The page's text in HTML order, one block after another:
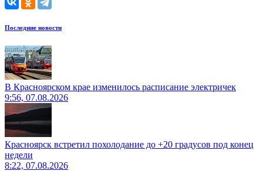
Последние новости
В Красноярском крае изменилось расписание электричек
9:56, 07.08.2026
Красноярск встретил похолодание до +20 градусов под конец
недели
8:22, 07.08.2026